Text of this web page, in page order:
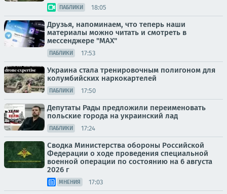
ПАБЛИКИ 18:05
Друзья, напоминаем, что теперь наши
материалы можно читать и смотреть в
мессенджере "МАХ"
ПАБЛИКИ 17:53
Украина стала тренировочным полигоном для
колумбийских наркокартелей
ПАБЛИКИ 17:50
Депутаты Рады предложили переименовать
польские города на украинский лад
ПАБЛИКИ 17:24
Сводка Министерства обороны Российской
Федерации о ходе проведения специальной
военной операции по состоянию на 6 августа
2026 г
МНЕНИЯ 17:03